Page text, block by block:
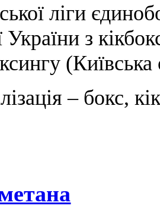
ліги
України з
– бокс,